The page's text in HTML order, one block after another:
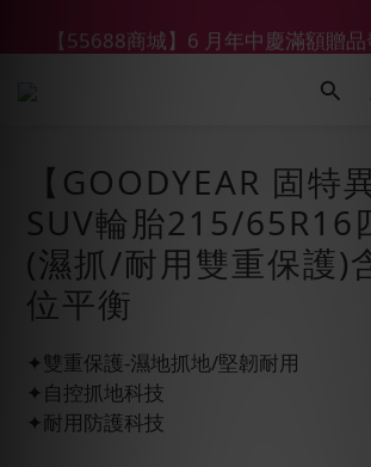
【鑽石熊/金熊新客首購限定】
【55688商城】6 月年中慶滿額贈品
【鑽石熊/金熊新客首購限定】優
【GOODYEAR 固特
SUV輪胎215/65R16
(濕抓/耐用雙重保護)
位平衡
✦雙重保護-濕地抓地/堅韌耐用
✦自控抓地科技
✦耐用防護科技